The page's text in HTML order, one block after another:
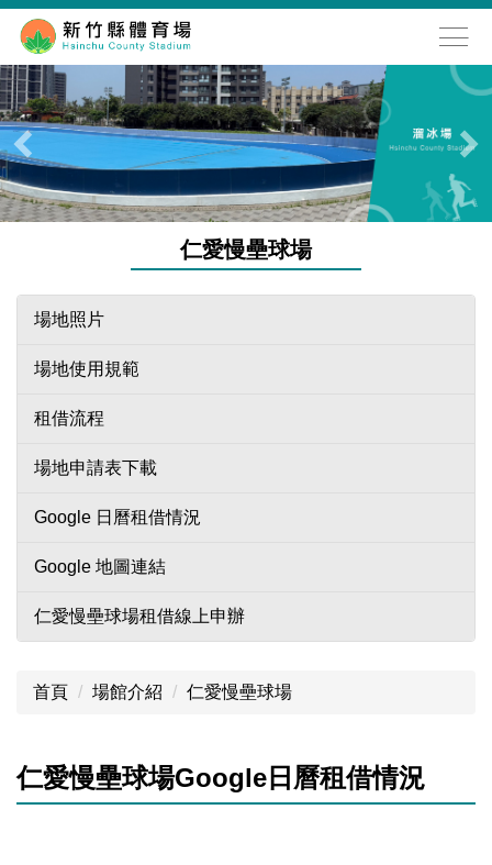
到
主
要
內
容
區
仁愛慢壘球場
場地照片
場地使用規範
租借流程
場地申請表下載
Google 日曆租借情況
Google 地圖連結
仁愛慢壘球場租借線上申辦
首頁 場館介紹 仁愛慢壘球場
仁愛慢壘球場Google日曆租借情況